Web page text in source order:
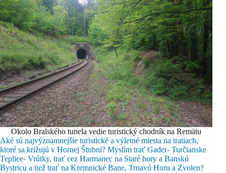
Okolo Bralského tunela vedie turistický chodník na Remätu
Aké sú najvýznamnejšie turistické a výletné miesta na tratiach,
ktoré sa križujú v Hornej Štubni? Myslím trať Gader- Turčianske
Teplice- Vrútky, trať cez Harmanec na Staré hory a Banskú
Bystricu a tiež trať na Kremnické Bane, Trnavú Horu a Zvolen?